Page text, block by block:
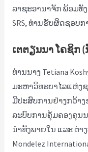
ລາຊະອານາຈັກ ພ້ອມທັ
SRS, ທ່ານຮັບຜິດຊອບກ
ເຕຕຽນນາໂຄຊິກ (
ທ່ານນາງ Tetiana
ມະຫາວິທະຍາໄລແຫ່ງຊາ
ມີປະສົບການຢ່າງກວ້າ
ລະບົບການຄຸ້ມຄອງຄຸນ
ນໍາທັງພາຍໃນ ແລະ ຕ່າງ
Mondelez